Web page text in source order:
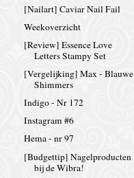
[Nailart] Caviar Nail Fail
Weekoverzicht
[Review] Essence Love
Letters Stampy Set
[Vergelijking] Max - Blauwe
Shimmers
Indigo - Nr 172
Instagram #6
Hema - nr 97
[Budgettip] Nagelproducten
bij de Wibra!